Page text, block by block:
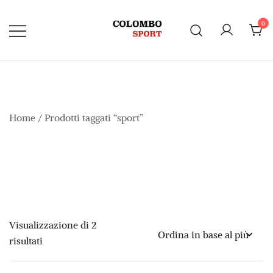
contenuto
0
Home / Prodotti taggati “sport”
Visualizzazione di 2
risultati